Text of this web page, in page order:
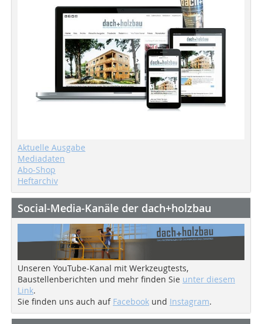
Aktuelle Ausgabe
Mediadaten
Abo-Shop
Heftarchiv
Social-Media-Kanäle der dach+holzbau
Unseren YouTube-Kanal mit Werkzeugtests,
Baustellenberichten und mehr finden Sie unter diesem
Link.
Sie finden uns auch auf Facebook und Instagram.